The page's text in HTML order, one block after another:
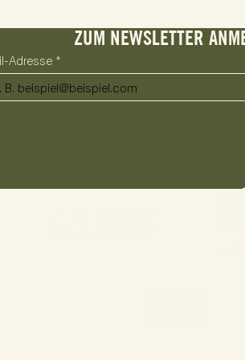
Adresse
ZUM NEWSLETTER